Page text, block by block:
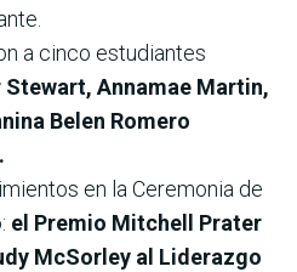
a cinco estudiantes
Stewart, Annamae Martin,
Belen Romero
en la Ceremonia de
el Premio Mitchell Prater
McSorley al Liderazgo